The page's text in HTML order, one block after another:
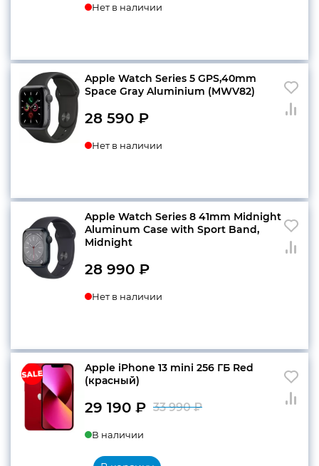
Нет в наличии
Apple Watch Series 5 GPS,40mm
Space Gray Aluminium (MWV82)
28 590 ₽
Нет в наличии
Apple Watch Series 8 41mm Midnight
Aluminum Case with Sport Band,
Midnight
28 990 ₽
Нет в наличии
Apple iPhone 13 mini 256 ГБ Red
(красный)
33 990₽
29 190 ₽
В наличии